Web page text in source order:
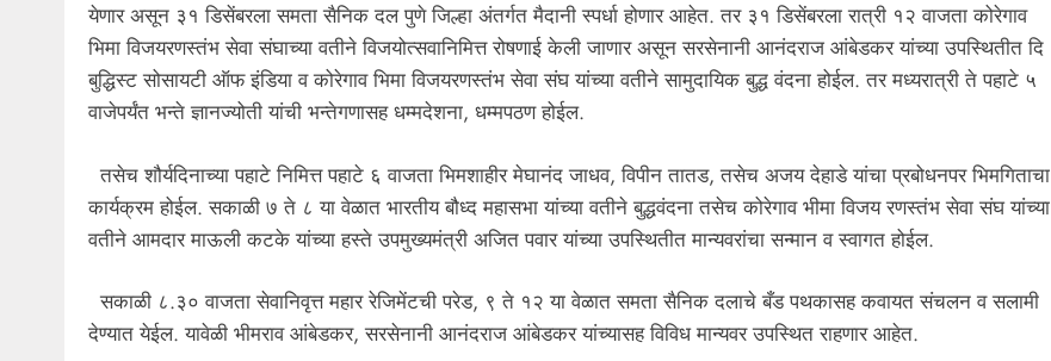
येणार असून ३१ डिसेंबरला समता सैनिक दल पुणे जिल्हा अंतर्गत मैदानी स्पर्धा होणार आहेत. तर ३१ डिसेंबरला रात्री १२ वाजता कोरेगाव
भिमा विजयरणस्तंभ सेवा संघाच्या वतीने विजयोत्सवानिमित्त रोषणाई केली जाणार असून सरसेनानी आनंदराज आंबेडकर यांच्या उपस्थितीत दि
बुद्धिस्ट सोसायटी ऑफ इंडिया व कोरेगाव भिमा विजयरणस्तंभ सेवा संघ यांच्या वतीने सामु‌दायिक बुद्ध वंदना होईल. तर मध्यरात्री ते पहाटे ५
वाजेपर्यंत भन्ते ज्ञानज्योती यांची भन्तेगणासह धम्मदेशना, धम्मपठण होईल.
तसेच शौर्यदिनाच्या पहाटे निमित्त पहाटे ६ वाजता भिमशाहीर मेघानंद जाधव, विपीन तातड, तसेच अजय देहाडे यांचा प्रबोधनपर भिमगिताचा
कार्यक्रम होईल. सकाळी ७ ते ८ या वेळात भारतीय बौध्द महासभा यांच्या वतीने बुद्धवंदना तसेच कोरेगाव भीमा विजय रणस्तंभ सेवा संघ यांच्या
वतीने आमदार माऊली कटके यांच्या हस्ते उपमुख्यमंत्री अजित पवार यांच्या उपस्थितीत मान्यवरांचा सन्मान व स्वागत होईल.
सकाळी ८.३० वाजता सेवानिवृत्त महार रेजिमेंटची परेड, ९ ते १२ या वेळात समता सैनिक दलाचे बँड पथकासह कवायत संचलन व सलामी
देण्यात येईल. यावेळी भीमराव आंबेडकर, सरसेनानी आनंदराज आंबेडकर यांच्यासह विविध मान्यवर उपस्थित राहणार आहेत.